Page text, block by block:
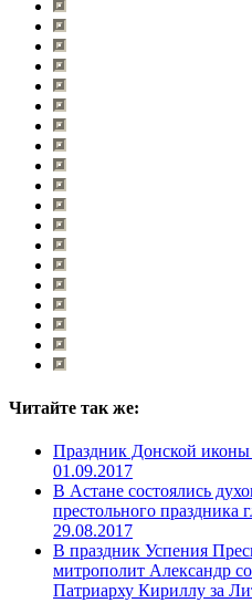
Читайте так же:
Праздник Донской
01.09.2017
В Астане состоялись
престольного праздника
29.08.2017
В праздник Успения
митрополит Александр
Патриарху Кириллу за